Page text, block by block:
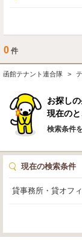
0 件
函館テナント連合隊
お探し
現在のと
検索条件
現在の検索条件
貸事務所・貸オフ